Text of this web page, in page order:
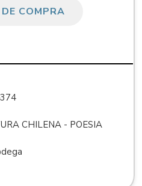
COMPRA
CHILENA - POESIA